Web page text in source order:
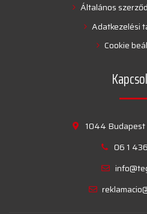
Általános
Adatkezelési
Cookie
1044 Budapest
06 1